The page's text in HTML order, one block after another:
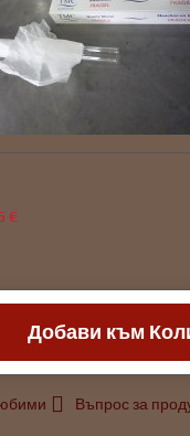
€
Добави към
Въпрос за